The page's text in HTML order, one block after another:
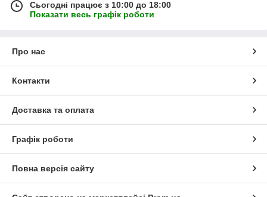
Сьогодні працює з 10:00 до 18:00
Показати весь графік роботи
Про нас
Контакти
Доставка та оплата
Графік роботи
Повна версія сайту